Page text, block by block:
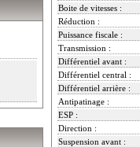
Boite de vitesses :
Réduction :
Puissance fiscale :
Transmission :
Différentiel avant :
Différentiel central :
Différentiel arrière :
Antipatinage :
ESP :
Direction :
Suspension avant :